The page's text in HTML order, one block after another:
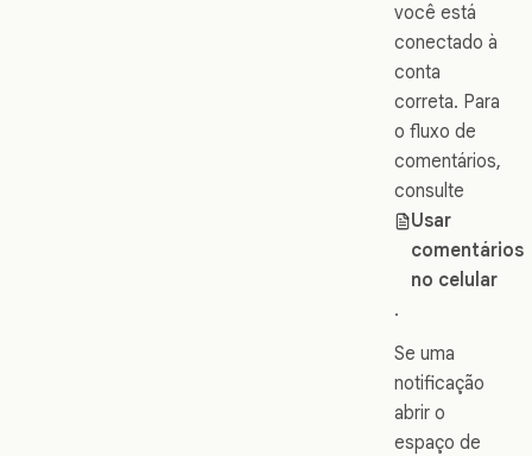
você está
conectado à
conta
correta. Para
o fluxo de
comentários,
consulte
Usar
comentários
no celular
.
Se uma
notificação
abrir o
espaço de